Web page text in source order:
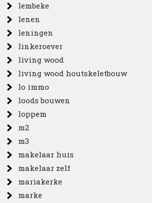
lembeke
lenen
leningen
linkeroever
living wood
living wood houtskeletbouw
lo immo
loods bouwen
loppem
m2
m3
makelaar huis
makelaar zelf
mariakerke
marke